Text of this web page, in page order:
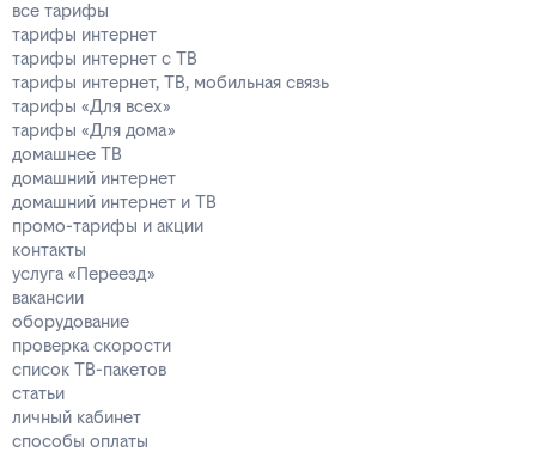
все тарифы
тарифы интернет
тарифы интернет с ТВ
тарифы интернет, ТВ, мобильная связь
тарифы «Для всех»
тарифы «Для дома»
домашнее ТВ
домашний интернет
домашний интернет и ТВ
промо-тарифы и акции
контакты
услуга «Переезд»
вакансии
оборудование
проверка скорости
список ТВ-пакетов
статьи
личный кабинет
способы оплаты